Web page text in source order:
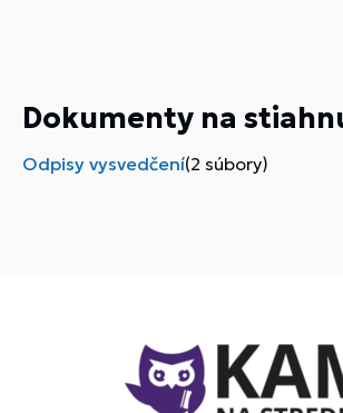
Dokumenty na
Odpisy vysvedčení(2 súbory)